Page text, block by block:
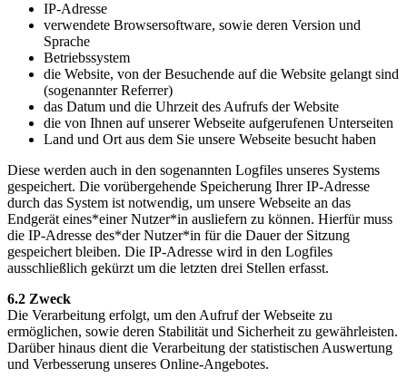
IP-Adresse
verwendete Browsersoftware, sowie deren Version und
Sprache
Betriebssystem
die Website, von der Besuchende auf die Website gelangt sind
(sogenannter Referrer)
das Datum und die Uhrzeit des Aufrufs der Website
die von Ihnen auf unserer Webseite aufgerufenen Unterseiten
Land und Ort aus dem Sie unsere Webseite besucht haben
Diese werden auch in den sogenannten Logfiles unseres Systems
gespeichert. Die vorübergehende Speicherung Ihrer IP-Adresse
durch das System ist notwendig, um unsere Webseite an das
Endgerät eines*einer Nutzer*in ausliefern zu können. Hierfür muss
die IP-Adresse des*der Nutzer*in für die Dauer der Sitzung
gespeichert bleiben. Die IP-Adresse wird in den Logfiles
ausschließlich gekürzt um die letzten drei Stellen erfasst.
6.2 Zweck
Die Verarbeitung erfolgt, um den Aufruf der Webseite zu
ermöglichen, sowie deren Stabilität und Sicherheit zu gewährleisten.
Darüber hinaus dient die Verarbeitung der statistischen Auswertung
und Verbesserung unseres Online-Angebotes.